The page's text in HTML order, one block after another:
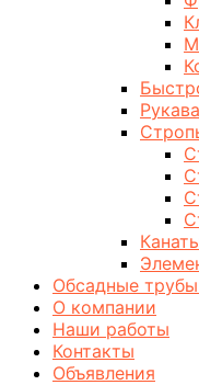
Обсадные
О компании
Наши работы
Контакты
Объявления